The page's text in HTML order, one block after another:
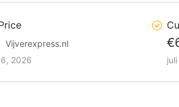
Vijverexpress.nl
2026